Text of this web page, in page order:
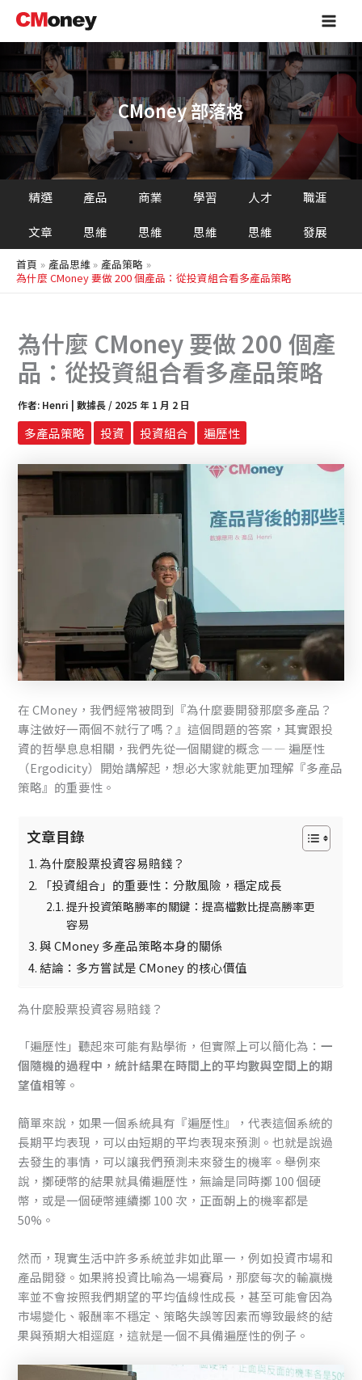
主
容
Main
CMoney 部落格
精選
文章
產品
思維
商業
思維
學習
思維
人才
思維
職涯
發展
首頁 產品思維
產品策略
為什麼 CMoney 要做 200 個產品：從投資組合看多產品策略
為什麼 CMoney 要做 200 個產
品：從投資組合看多產品策略
作者: Henri | 數據長 / 2025 年 1 月 2 日
多產品策略 投資 投資組合 遍歷性
在 CMoney，我們經常被問到『為什麼要開發那麼多產品？
專注做好一兩個不就行了嗎？』這個問題的答案，其實跟投
資的哲學息息相關，我們先從一個關鍵的概念 — — 遍歷性
（Ergodicity）開始講解起，想必大家就能更加理解『多產品
策略』的重要性。
文章目錄
為什麼股票投資容易賠錢？
「投資組合」的重要性：分散風險，穩定成長
提升投資策略勝率的關鍵：提高檔數比提高勝率更
容易
與 CMoney 多產品策略本身的關係
結論：多方嘗試是 CMoney 的核心價值
為什麼股票投資容易賠錢？
「遍歷性」聽起來可能有點學術，但實際上可以簡化為：一
個隨機的過程中，統計結果在時間上的平均數與空間上的期
望值相等 。
簡單來說，如果一個系統具有『遍歷性』，代表這個系統的
長期平均表現，可以由短期的平均表現來預測。也就是說過
去發生的事情，可以讓我們預測未來發生的機率。舉例來
說，擲硬幣的結果就具備遍歷性，無論是同時擲 100 個硬
幣，或是一個硬幣連續擲 100 次，正面朝上的機率都是
50%。
然而，現實生活中許多系統並非如此單一，例如投資市場和
產品開發。如果將投資比喻為一場賽局，那麼每次的輸贏機
率並不會按照我們期望的平均值線性成長，甚至可能會因為
市場變化、報酬率不穩定、策略失誤等因素而導致最終的結
果與預期大相逕庭，這就是一個不具備遍歷性的例子。
尋